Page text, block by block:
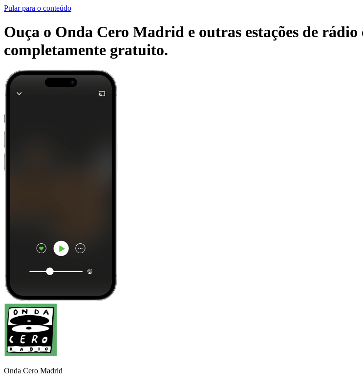
Pular para o conteúdo
Ouça o Onda Cero Madrid e outras estações de
completamente gratuito.
Onda Cero Madrid